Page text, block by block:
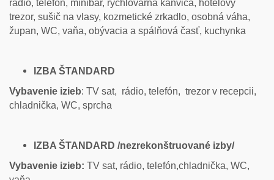
rádio, telefón, minibar, rýchlovarná kanvica, hotelový
trezor, sušič na vlasy, kozmetické zrkadlo, osobná váha,
župan, WC, vaňa, obývacia a spálňová časť, kuchynka
IZBA ŠTANDARD
Vybavenie izieb: TV sat, rádio, telefón, trezor v recepcii,
chladnička, WC, sprcha
IZBA ŠTANDARD /nezrekonštruované izby/
Vybavenie izieb: TV sat, rádio, telefón,chladnička, WC,